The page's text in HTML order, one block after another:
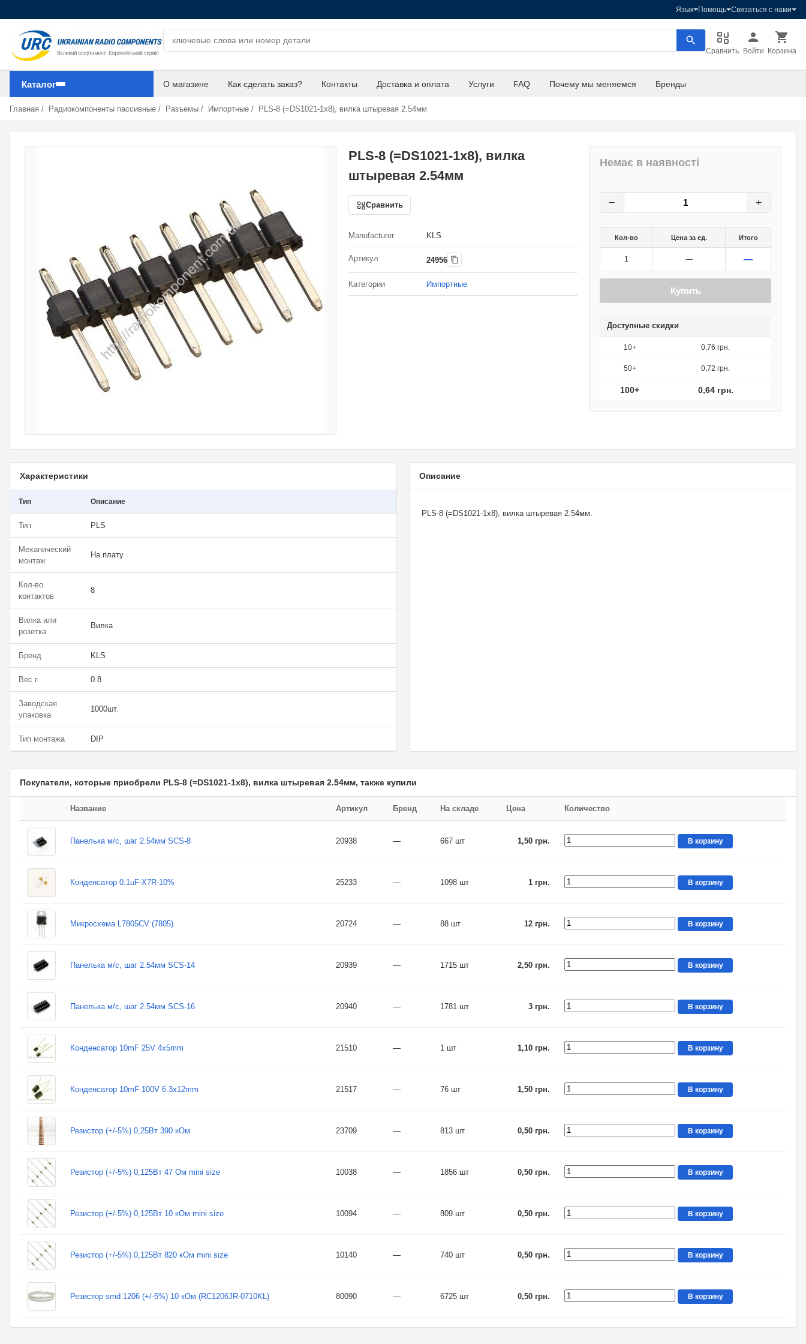
Язык Помощь Связаться с нами
Сравнить Войти Корзина
Каталог О магазине Как сделать заказ? Контакты Доставка и оплата Услуги FAQ Почему мы меняемся Бренды
Главная / Радиокомпоненты пассивные / Разъемы / Импортные / PLS-8 (=DS1021-1x8), вилка штыревая 2.54мм
PLS-8 (=DS1021-1x8), вилка
штыревая 2.54мм
Сравнить
Manufacturer KLS
Артикул 24956
Категории Импортные
Немає в наявності
− +
Кол-во Цена за ед. Итого
1 — —
Купить
Доступные скидки
10+ 0,76 грн.
50+ 0,72 грн.
100+ 0,64 грн.
Характеристики
Тип Описание
Тип PLS
Механический
монтаж
На плату
Кол-во
контактов
8
Вилка или
розетка
Вилка
Бренд KLS
Вес г. 0.8
Заводская
упаковка
1000шт.
Тип монтажа DIP
Описание
PLS-8 (=DS1021-1x8), вилка штыревая 2.54мм.
Покупатели, которые приобрели PLS-8 (=DS1021-1x8), вилка штыревая 2.54мм, также купили
Название Артикул Бренд На складе Цена Количество
Панелька м/с, шаг 2.54мм SCS-8 20938 — 667 шт 1,50 грн. В корзину
Конденсатор 0.1uF-X7R-10% 25233 — 1098 шт 1 грн. В корзину
Микросхема L7805CV (7805) 20724 — 88 шт 12 грн. В корзину
Панелька м/с, шаг 2.54мм SCS-14 20939 — 1715 шт 2,50 грн. В корзину
Панелька м/с, шаг 2.54мм SCS-16 20940 — 1781 шт 3 грн. В корзину
Конденсатор 10mF 25V 4x5mm 21510 — 1 шт 1,10 грн. В корзину
Конденсатор 10mF 100V 6.3x12mm 21517 — 76 шт 1,50 грн. В корзину
Резистор (+/-5%) 0,25Вт 390 кОм 23709 — 813 шт 0,50 грн. В корзину
Резистор (+/-5%) 0,125Вт 47 Ом mini size 10038 — 1856 шт 0,50 грн. В корзину
Резистор (+/-5%) 0,125Вт 10 кОм mini size 10094 — 809 шт 0,50 грн. В корзину
Резистор (+/-5%) 0,125Вт 820 кОм mini size 10140 — 740 шт 0,50 грн. В корзину
Резистор smd 1206 (+/-5%) 10 кОм (RC1206JR-0710KL) 80090 — 6725 шт 0,50 грн. В корзину